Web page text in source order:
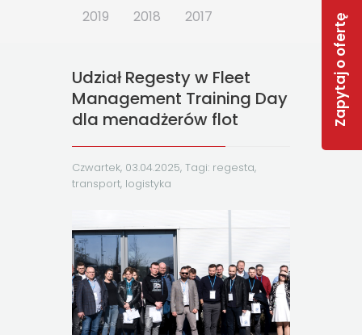
Zapytaj o ofertę
2019
2018 2017
Udział Regesty w Fleet
Management Training Day
dla menadżerów flot
Czwartek, 03.04.2025, Tagi: regesta,
transport, logistyka